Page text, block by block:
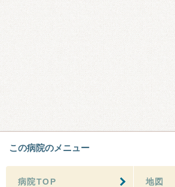
この病院のメニュー
病院TOP 地図